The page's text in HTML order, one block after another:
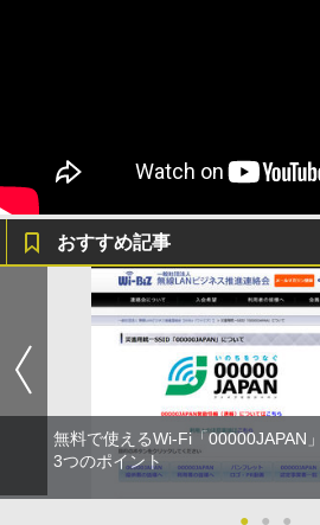
おすすめ記事
無料で使えるWi-Fi「00000JAPAN
3つのポイント
● ● ●